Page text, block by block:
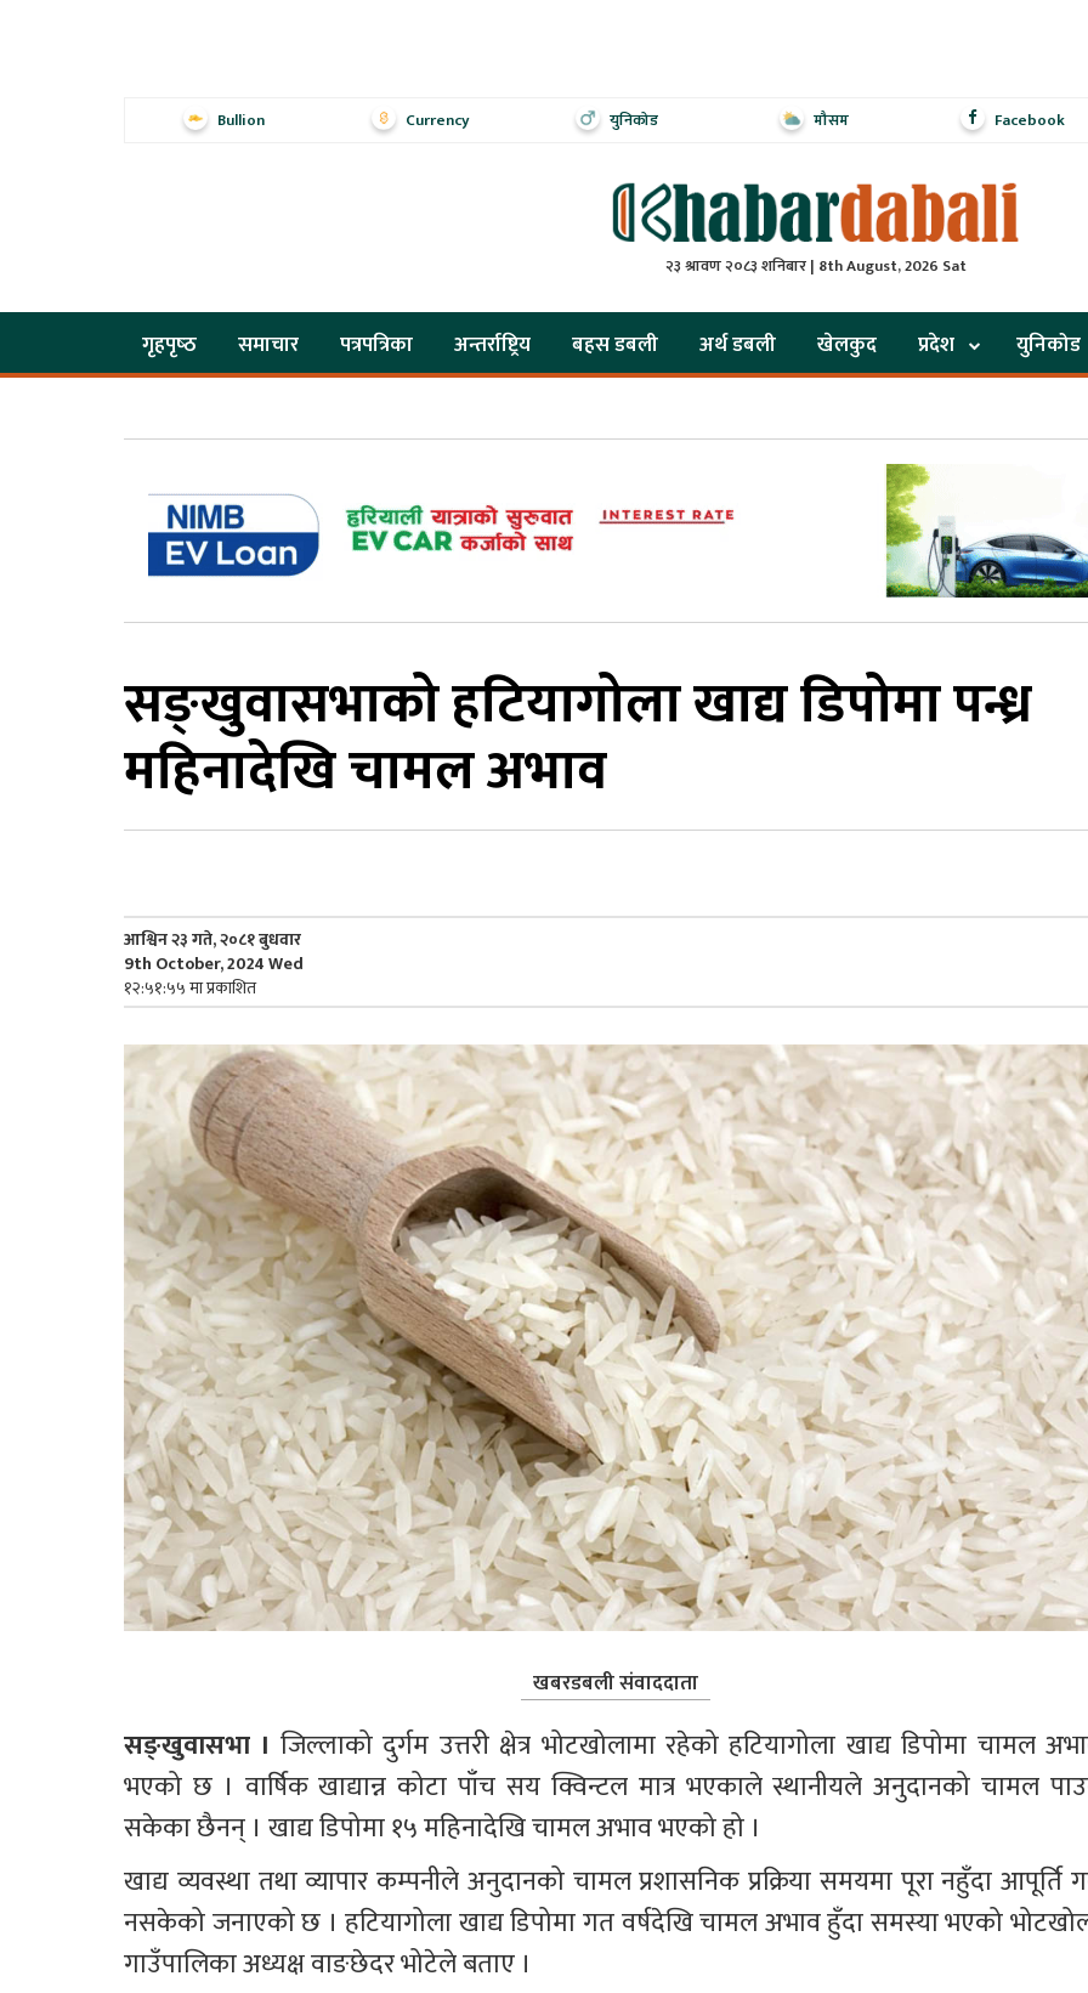
Bullion Currency युनिकोड मौसम Facebook
२३ श्रावण २०८३ शनिबार | 8th August, 2026 Sat
गृहपृष्‍ठ समाचार पत्रपत्रिका अन्तर्राष्ट्रिय बहस डबली अर्थ डबली खेलकुद प्रदेश युनिकोड
सङ्खुवासभाको हटियागोला खाद्य डिपोमा पन्ध्र
महिनादेखि चामल अभाव
आश्विन २३ गते, २०८१ बुधवार
9th October, 2024 Wed
१२:५१:५५ मा प्रकाशित
खबरडबली संवाददाता
सङ्खुवासभा । जिल्लाको दुर्गम उत्तरी क्षेत्र भोटखोलामा रहेको हटियागोला खाद्य डिपोमा चामल
भएको छ । वार्षिक खाद्यान्न कोटा पाँच सय क्विन्टल मात्र भएकाले स्थानीयले अनुदानको चामल
सकेका छैनन् । खाद्य डिपोमा १५ महिनादेखि चामल अभाव भएको हो ।
खाद्य व्यवस्था तथा व्यापार कम्पनीले अनुदानको चामल प्रशासनिक प्रक्रिया समयमा पूरा नहुँदा आपूर्ति
नसकेको जनाएको छ । हटियागोला खाद्य डिपोमा गत वर्षदेखि चामल अभाव हुँदा समस्या भएको
गाउँपालिका अध्यक्ष वाङछेदर भोटेले बताए ।